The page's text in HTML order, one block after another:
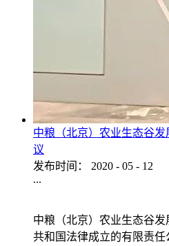
中粮（北京）农业生态谷
议
发布时间：
2020 - 05 - 12
...
中粮（北京）农业生态谷
共和国法律成立的有限责